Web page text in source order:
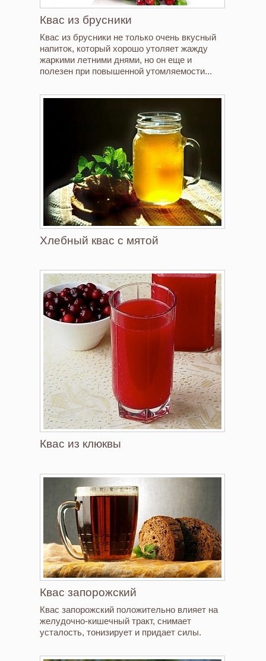
Квас из брусники
Квас из брусники не только очень вкусный
напиток, который хорошо утоляет жажду
жаркими летними днями, но он еще и
полезен при повышенной утомляемости...
Хлебный квас с мятой
Квас из клюквы
Квас запорожский
Квас запорожский положительно влияет на
желудочно-кишечный тракт, снимает
усталость, тонизирует и придает силы.